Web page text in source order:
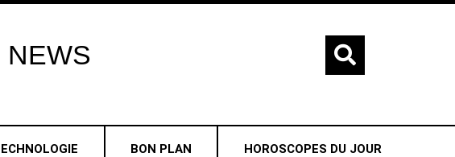
NEWS
BON PLAN HOROSCOPES DU JOUR